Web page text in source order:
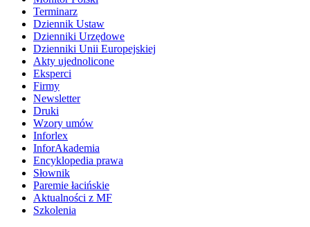
Terminarz
Dziennik Ustaw
Dzienniki Urzędowe
Dzienniki Unii Europejskiej
Akty ujednolicone
Eksperci
Firmy
Newsletter
Druki
Wzory umów
Inforlex
InforAkademia
Encyklopedia prawa
Słownik
Paremie łacińskie
Aktualności z MF
Szkolenia